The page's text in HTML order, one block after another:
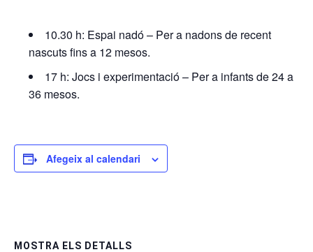
10.30 h: Espai nadó – Per a nadons de recent
nascuts fins a 12 mesos.
17 h: Jocs i experimentació – Per a infants de 24 a
36 mesos.
Afegeix al calendari
MOSTRA ELS DETALLS